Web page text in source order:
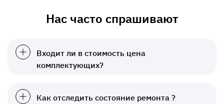
Нас часто спрашивают
Входит ли в стоимость цена
комплектующих?
Как отследить состояние ремонта ?